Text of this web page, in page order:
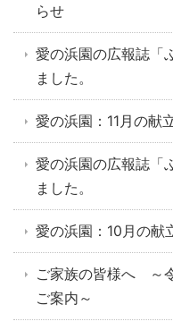
らせ
愛の浜園の広報誌「
ました。
愛の浜園：11月の献
愛の浜園の広報誌「
ました。
愛の浜園：10月の献
ご家族の皆様へ ～
ご案内～